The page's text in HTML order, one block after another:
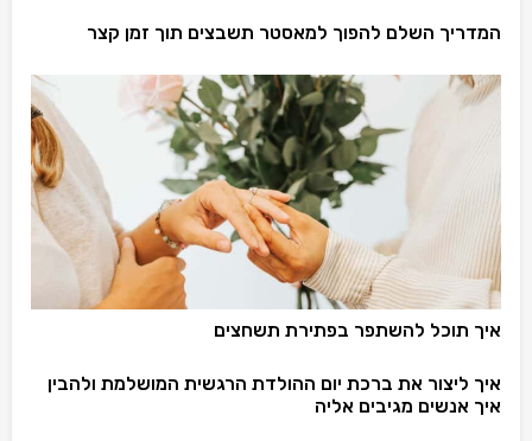
המדריך השלם להפוך למאסטר תשבצים תוך זמן קצר
איך תוכל להשתפר בפתירת תשחצים
איך ליצור את ברכת יום ההולדת הרגשית המושלמת ולהבין
איך אנשים מגיבים אליה